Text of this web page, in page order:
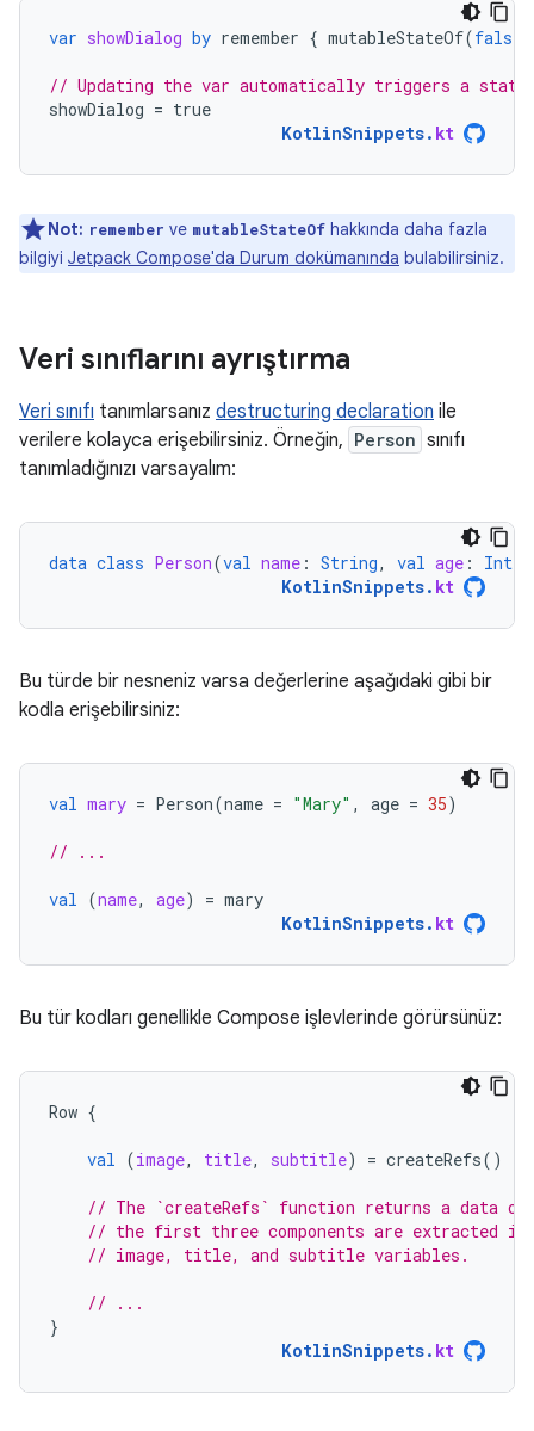
var showDialog by remember { mutableStateOf(false
// Updating the var automatically triggers a state
showDialog = true
KotlinSnippets. kt
Not: remember ve mutableStateOf hakkında daha fazla
bilgiyi Jetpack Compose'da Durum dokümanında bulabilirsiniz.
Veri sınıflarını ayrıştırma
Veri sınıfı tanımlarsanız destructuring declaration ile
verilere kolayca erişebilirsiniz. Örneğin, Person sınıfı
tanımladığınızı varsayalım:
data class Person(val name : String, val age : Int
KotlinSnippets. kt
Bu türde bir nesneniz varsa değerlerine aşağıdaki gibi bir
kodla erişebilirsiniz:
val mary = Person(name = "Mary" , age = 35)
// ...
val (name, age) = mary
KotlinSnippets. kt
Bu tür kodları genellikle Compose işlevlerinde görürsünüz:
Row {
val (image, title, subtitle) = createRefs()
// The `createRefs` function returns a data
// the first three components are extracted
// image, title, and subtitle variables.
// ...
}
KotlinSnippets. kt